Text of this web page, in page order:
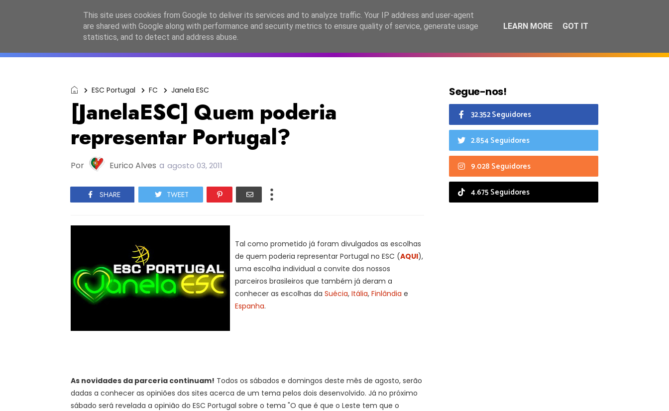
ESC2027 JESC2026 FC2026 EASC2026 PORTUGAL LANÇAMENTOS ESPECIAIS CALENDÁRIO
ESC Portugal FC Janela ESC
[JanelaESC] Quem poderia
representar Portugal?
Por Eurico Alves a agosto 03, 2011
SHARE TWEET
Tal como prometido já foram divulgados as escolhas
de quem poderia representar Portugal no ESC (AQUI),
uma escolha individual a convite dos nossos
parceiros brasileiros que também já deram a
conhecer as escolhas da Suécia, Itália, Finlândia e
Espanha.
As novidades da parceria continuam! Todos os sábados e domingos deste mês de agosto, serão
dadas a conhecer as opiniões dos sites acerca de um tema pelos dois desenvolvido. Já no próximo
sábado será revelada a opinião do ESC Portugal sobre o tema "O que é que o Leste tem que o
Segue-nos!
32.352 Seguidores
2.854 Seguidores
9.028 Seguidores
4.675 Seguidores
This site uses cookies from Google to deliver its services and to analyze traffic. Your IP address and user-agent
are shared with Google along with performance and security metrics to ensure quality of service, generate usage
statistics, and to detect and address abuse.
LEARN MORE GOT IT